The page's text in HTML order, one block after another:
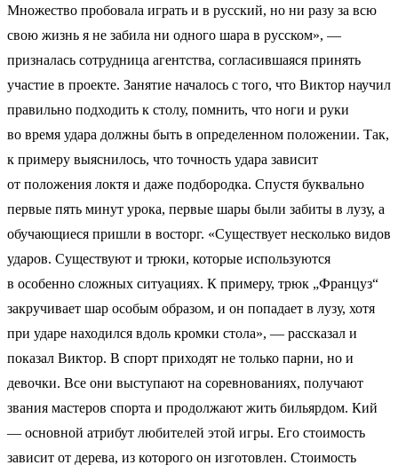
Множество пробовала играть и в русский, но ни разу за всю
свою жизнь я не забила ни одного шара в русском», —
призналась сотрудница агентства, согласившаяся принять
участие в проекте. Занятие началось с того, что Виктор научил
правильно подходить к столу, помнить, что ноги и руки
во время удара должны быть в определенном положении. Так,
к примеру выяснилось, что точность удара зависит
от положения локтя и даже подбородка. Спустя буквально
первые пять минут урока, первые шары были забиты в лузу, а
обучающиеся пришли в восторг. «Существует несколько видов
ударов. Существуют и трюки, которые используются
в особенно сложных ситуациях. К примеру, трюк „Француз“
закручивает шар особым образом, и он попадает в лузу, хотя
при ударе находился вдоль кромки стола», — рассказал и
показал Виктор. В спорт приходят не только парни, но и
девочки. Все они выступают на соревнованиях, получают
звания мастеров спорта и продолжают жить бильярдом. Кий
— основной атрибут любителей этой игры. Его стоимость
зависит от дерева, из которого он изготовлен. Стоимость